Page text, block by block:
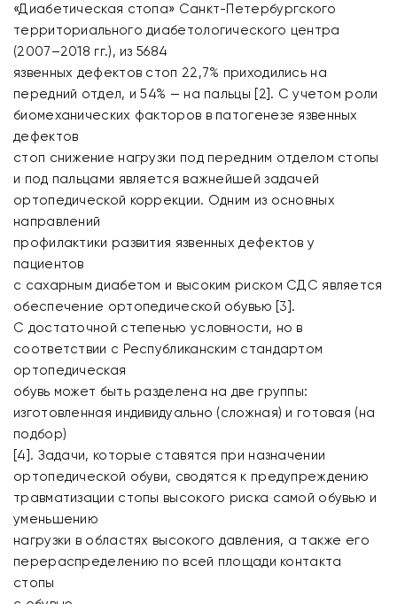
«Диабетическая стопа» Санкт-Петербургского
территориального диабетологического центра
(2007–2018 гг.), из 5684
язвенных дефектов стоп 22,7% приходились на
передний отдел, и 54% — на пальцы [2]. С учетом роли
биомеханических факторов в патогенезе язвенных
дефектов
стоп снижение нагрузки под передним отделом стопы
и под пальцами является важнейшей задачей
ортопедической коррекции. Одним из основных
направлений
профилактики развития язвенных дефектов у
пациентов
с сахарным диабетом и высоким риском СДС является
обеспечение ортопедической обувью [3].
С достаточной степенью условности, но в
соответствии с Республиканским стандартом
ортопедическая
обувь может быть разделена на две группы:
изготовленная индивидуально (сложная) и готовая (на
подбор)
[4]. Задачи, которые ставятся при назначении
ортопедической обуви, сводятся к предупреждению
травматизации стопы высокого риска самой обувью и
уменьшению
нагрузки в областях высокого давления, а также его
перераспределению по всей площади контакта
стопы